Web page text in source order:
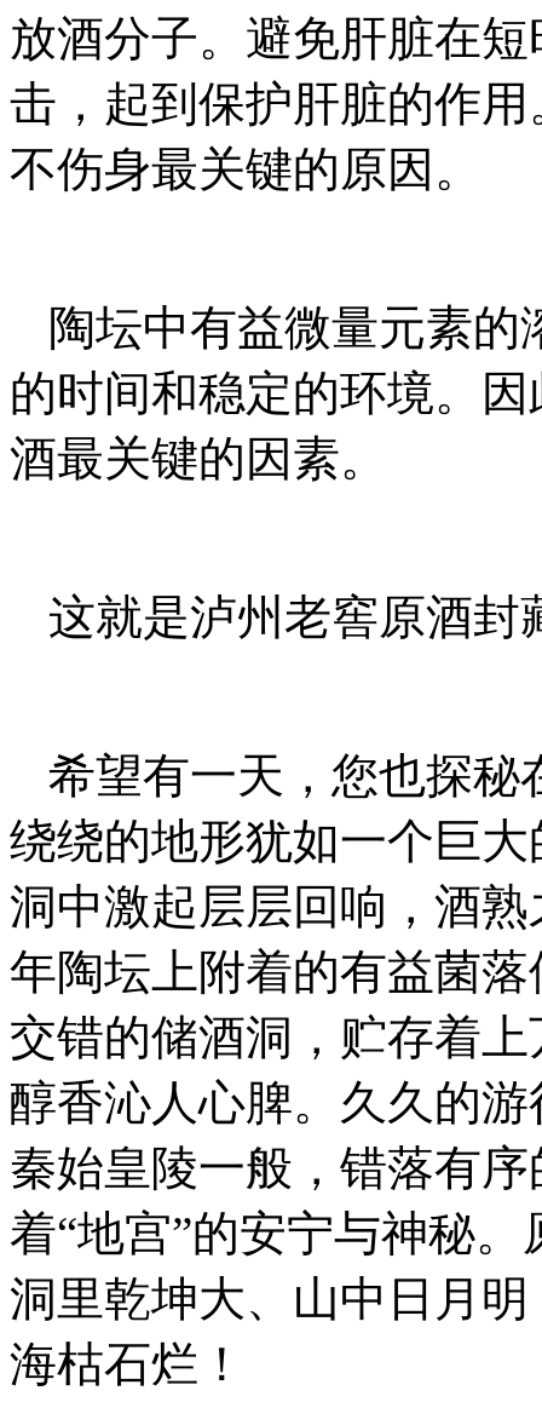
放酒分子。避免肝脏在
击，起到保护肝脏的作
不伤身最关键的原因。
陶坛中有益微量元素
的时间和稳定的环境。
酒最关键的因素。
这就是泸州老窖原酒封
希望有一天，您也探秘
绕绕的地形犹如一个巨
洞中激起层层回响，酒
年陶坛上附着的有益菌
交错的储酒洞，贮存着
醇香沁人心脾。久久的
秦始皇陵一般，错落有
着“地宫”的安宁与神秘
洞里乾坤大、山中日月
海枯石烂！